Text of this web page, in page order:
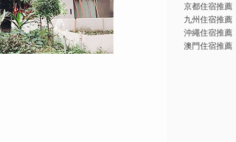
京都住宿推薦
九州住宿推薦
沖繩住宿推薦
澳門住宿推薦